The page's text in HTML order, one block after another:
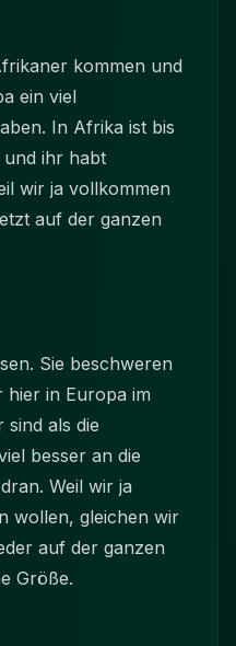
kommen und
ein viel
In Afrika ist bis
ihr habt
wir ja vollkommen
auf der ganzen
Sie beschweren
hier in Europa im
sind als die
besser an die
Weil wir ja
wollen, gleichen wir
auf der ganzen
Größe.